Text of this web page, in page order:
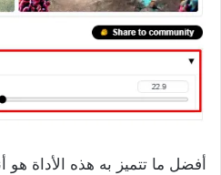
أفضل ما تتميز به هذه الأداة هو